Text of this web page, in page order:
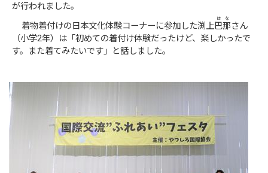
が行われました。
着物着付けの日本文化体験コーナーに参加した渕上巴那
はな
さん
（小学2年）は「初めての着付け体験だったけど、楽しかったで
す。また着てみたいです」と話しました。